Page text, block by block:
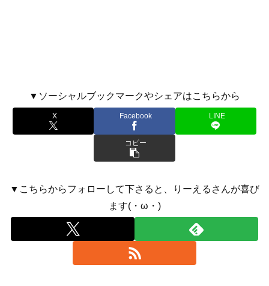
▼ソーシャルブックマークやシェアはこちらから
X Facebook LINE
コピー
▼こちらからフォローして下さると、りーえるさんが喜び
ます(・ω・)